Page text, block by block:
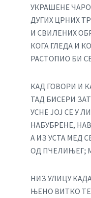
УКРАШЕНЕ
ДУГИХ ЦРНИХ
И СВИЛЕНИХ
КОГА ГЛЕДА И
РАСТОПИО БИ
КАД ГОВОРИ И
ТАД БИСЕРИ
УСНЕ ЈОЈ СЕ У
НАБУБРЕНЕ,
А ИЗ УСТА МЕД
ОД ПЧЕЛИЊЕГ;
НИЗ УЛИЦУ
ЊЕНО ВИТКО